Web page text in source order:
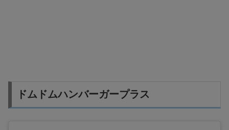
ドムドムハンバーガープラス